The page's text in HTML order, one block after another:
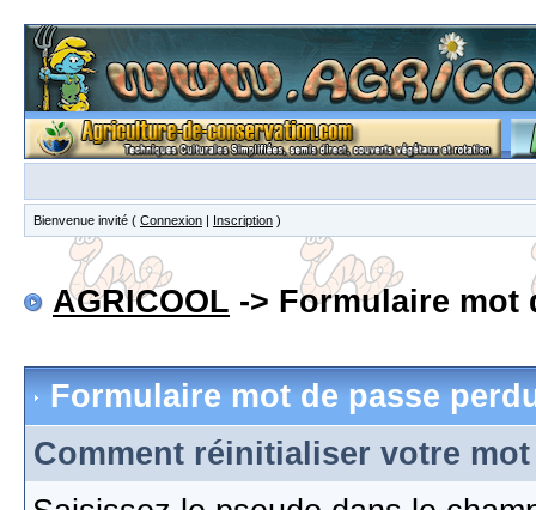
Bienvenue invité ( Connexion | Inscription )
AGRICOOL -> Formulaire mot
Formulaire mot de passe
Comment réinitialiser votre mot